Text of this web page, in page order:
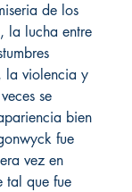
de los
la lucha entre
la violencia y
se
bien
fue
vez en
tal que fue